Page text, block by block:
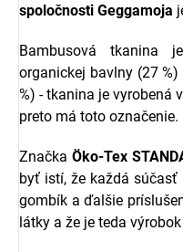
spoločnosti Geggamoja
Bambusová tkanina
organickej bavlny (27
%) - tkanina je vyrobená
preto má toto označenie.
Značka Öko-Tex
byť istí, že každá
gombík a ďalšie
látky a že je teda